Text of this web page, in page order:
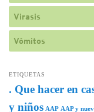
Virasis
Vómitos
ETIQUETAS
. Que hacer en
y niños AAP AAP y